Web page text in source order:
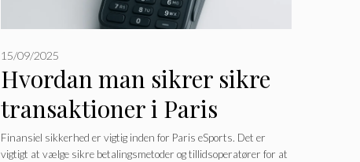
Hvordan man sikrer sikre
transaktioner i Paris
eSports
15/09/2025
Finansiel sikkerhed er vigtig inden for Paris eSports. Det er
vigtigt at vælge sikre betalingsmetoder og tillidsoperatører for at